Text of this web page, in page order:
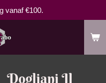
vanaf €100.
Dogliani Il